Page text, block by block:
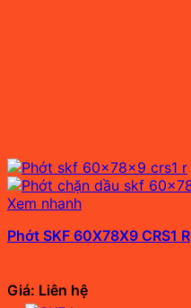
Xem nhanh
Phớt SKF 60X78X9 CRS1 R
Giá: Liên hệ